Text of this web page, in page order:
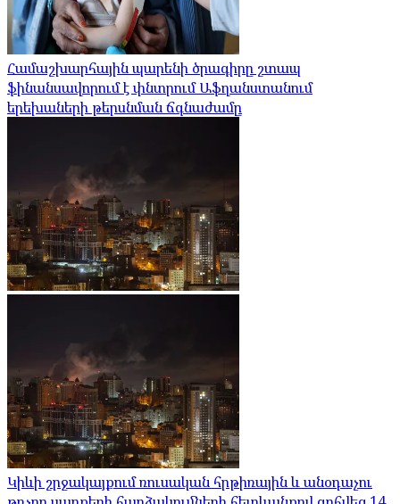
Համաշխարհային պարենի ծրագիրը շտապ
ֆինանսավորում է փնտրում Աֆղանստանում
երեխաների թերսնման ճգնաժամը
Կիևի շրջակայքում ռուսական հրթիռային և անօդաչու